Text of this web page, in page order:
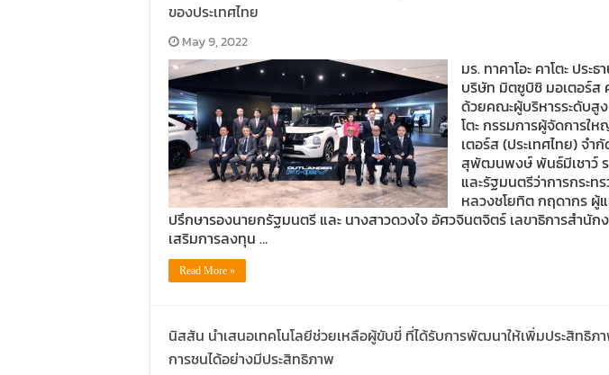
ของประเทศไทย
May 9, 2022
มร. ทาคาโอะ คาโตะ ประ
บริษัท มิตซูบิชิ มอเตอร์ส
ด้วยคณะผู้บริหารระดับสูง
โตะ กรรมการผู้จัดการ
เตอร์ส (ประเทศไทย) จำ
สุพัฒนพงษ์ พันธ์มีเชาว์
และรัฐมนตรีว่าการกระ
หลวงชโยทิต กฤดากร ผู้
ปรึกษารองนายกรัฐมนตรี และ นางสาวดวงใจ อัศวจินตจิตร์ เลขาธิการสำนั
เสริมการลงทุน …
Read More »
นิสสัน นำเสนอเทคโนโลยีช่วยเหลือผู้ขับขี่ ที่ได้รับการพัฒนาให้เพิ่มประสิทธิภ
การชนได้อย่างมีประสิทธิภาพ